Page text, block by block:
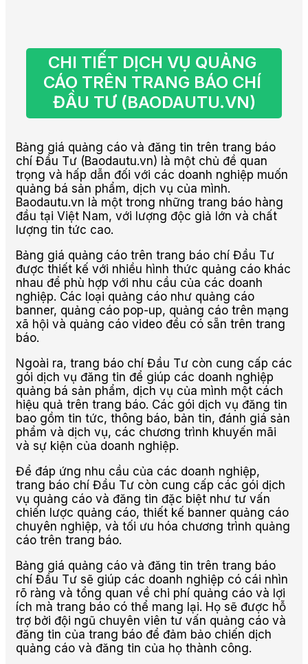
CHI TIẾT DỊCH VỤ QUẢNG
CÁO TRÊN TRANG BÁO CHÍ
ĐẦU TƯ (BAODAUTU.VN)
Bảng giá quảng cáo và đăng tin trên trang báo
chí Đầu Tư (Baodautu.vn) là một chủ đề quan
trọng và hấp dẫn đối với các doanh nghiệp muốn
quảng bá sản phẩm, dịch vụ của mình.
Baodautu.vn là một trong những trang báo hàng
đầu tại Việt Nam, với lượng độc giả lớn và chất
lượng tin tức cao.
Bảng giá quảng cáo trên trang báo chí Đầu Tư
được thiết kế với nhiều hình thức quảng cáo khác
nhau để phù hợp với nhu cầu của các doanh
nghiệp. Các loại quảng cáo như quảng cáo
banner, quảng cáo pop-up, quảng cáo trên mạng
xã hội và quảng cáo video đều có sẵn trên trang
báo.
Ngoài ra, trang báo chí Đầu Tư còn cung cấp các
gói dịch vụ đăng tin để giúp các doanh nghiệp
quảng bá sản phẩm, dịch vụ của mình một cách
hiệu quả trên trang báo. Các gói dịch vụ đăng tin
bao gồm tin tức, thông báo, bản tin, đánh giá sản
phẩm và dịch vụ, các chương trình khuyến mãi
và sự kiện của doanh nghiệp.
Để đáp ứng nhu cầu của các doanh nghiệp,
trang báo chí Đầu Tư còn cung cấp các gói dịch
vụ quảng cáo và đăng tin đặc biệt như tư vấn
chiến lược quảng cáo, thiết kế banner quảng cáo
chuyên nghiệp, và tối ưu hóa chương trình quảng
cáo trên trang báo.
Bảng giá quảng cáo và đăng tin trên trang báo
chí Đầu Tư sẽ giúp các doanh nghiệp có cái nhìn
rõ ràng và tổng quan về chi phí quảng cáo và lợi
ích mà trang báo có thể mang lại. Họ sẽ được hỗ
trợ bởi đội ngũ chuyên viên tư vấn quảng cáo và
đăng tin của trang báo để đảm bảo chiến dịch
quảng cáo và đăng tin của họ thành công.